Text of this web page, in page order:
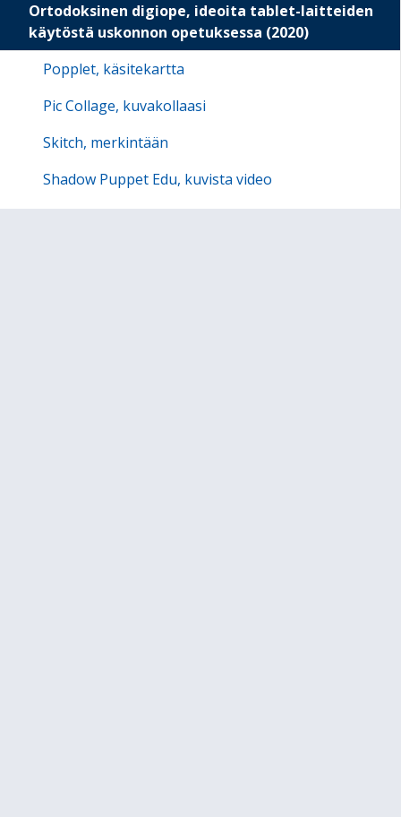
Ortodoksinen digiope, ideoita tablet-laitteiden
käytöstä uskonnon opetuksessa (2020)
Popplet, käsitekartta
Pic Collage, kuvakollaasi
Skitch, merkintään
Shadow Puppet Edu, kuvista video